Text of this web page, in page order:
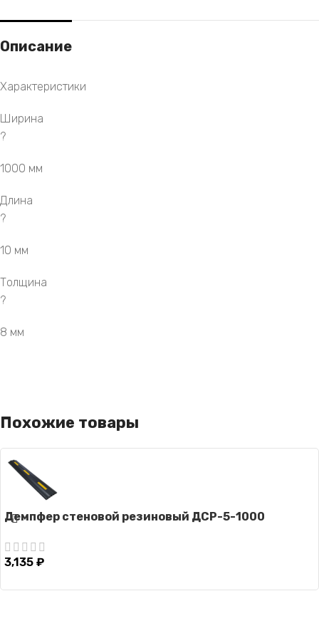
Описание
Характеристики
Ширина
?
1000 мм
Длина
?
10 мм
Толщина
?
8 мм
Похожие товары
Демпфер стеновой резиновый ДСР-5-1000
3,135 ₽